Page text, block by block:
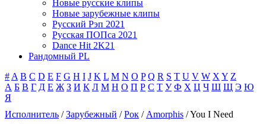
Новые русские клипы
Новые зарубежные клипы
Русский Рэп 2021
Русская ПОПса 2021
Dance Hit 2K21
Рандомный PL
# A B C D E F G H I J K L M N O P Q R S T U V W X Y Z
А Б В Г Д Е Ж З И К Л М Н О П Р С Т У Ф Х Ц Ч Ш Щ Э Ю
Я
Исполнитель /Зарубежный /Рок / Amorphis / You I Need